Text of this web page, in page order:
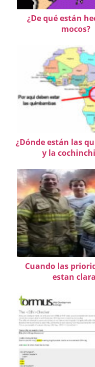
¿De qué están
mocos?
¿Dónde están las
y la
Cuando las
estan